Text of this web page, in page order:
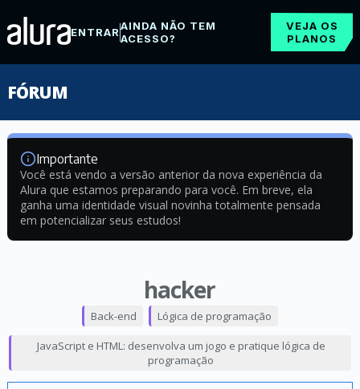
ENTRARAINDA NÃO TEM
ACESSO?
VEJA OS
PLANOS
FÓRUM
Importante
Você está vendo a versão anterior da nova experiência da
Alura que estamos preparando para você. Em breve, ela
ganha uma identidade visual novinha totalmente pensada
em potencializar seus estudos!
hacker
Back-end Lógica de programação
JavaScript e HTML: desenvolva um jogo e pratique lógica de
programação